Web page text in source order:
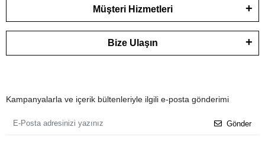
Müşteri Hizmetleri
Bize Ulaşın
Kampanyalarla ve içerik bültenleriyle ilgili e-posta gönderimi
Gönder